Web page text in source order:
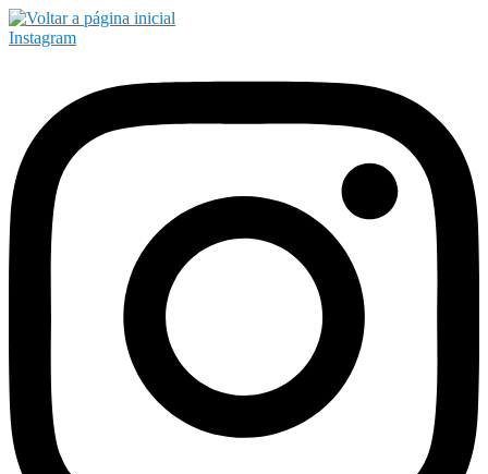
Instagram